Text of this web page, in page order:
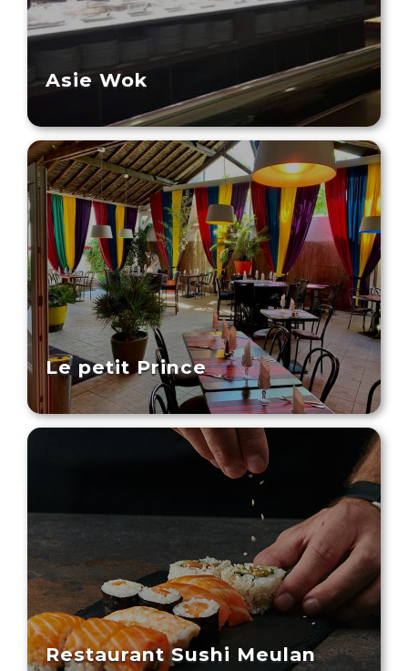
Asie Wok
Le petit Prince
Restaurant Sushi Meulan